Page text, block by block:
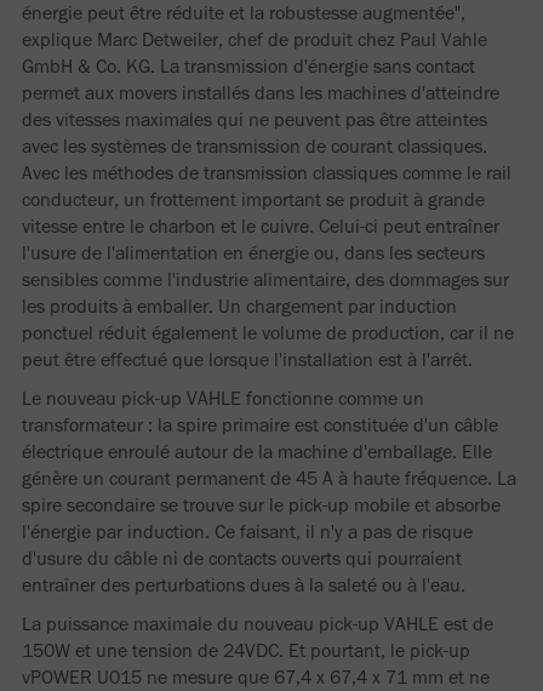
énergie peut être réduite et la robustesse augmentée",
explique Marc Detweiler, chef de produit chez Paul Vahle
GmbH & Co. KG. La transmission d'énergie sans contact
permet aux movers installés dans les machines d'atteindre
des vitesses maximales qui ne peuvent pas être atteintes
avec les systèmes de transmission de courant classiques.
Avec les méthodes de transmission classiques comme le rail
conducteur, un frottement important se produit à grande
vitesse entre le charbon et le cuivre. Celui-ci peut entraîner
l'usure de l'alimentation en énergie ou, dans les secteurs
sensibles comme l'industrie alimentaire, des dommages sur
les produits à emballer. Un chargement par induction
ponctuel réduit également le volume de production, car il ne
peut être effectué que lorsque l'installation est à l'arrêt.
Le nouveau pick-up VAHLE fonctionne comme un
transformateur : la spire primaire est constituée d'un câble
électrique enroulé autour de la machine d'emballage. Elle
génère un courant permanent de 45 A à haute fréquence. La
spire secondaire se trouve sur le pick-up mobile et absorbe
l'énergie par induction. Ce faisant, il n'y a pas de risque
d'usure du câble ni de contacts ouverts qui pourraient
entraîner des perturbations dues à la saleté ou à l'eau.
La puissance maximale du nouveau pick-up VAHLE est de
150W et une tension de 24VDC. Et pourtant, le pick-up
vPOWER U015 ne mesure que 67,4 x 67,4 x 71 mm et ne